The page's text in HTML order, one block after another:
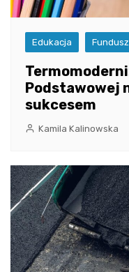
Edukacja
Podstawowej
sukcesem
Kamila Kalinowska